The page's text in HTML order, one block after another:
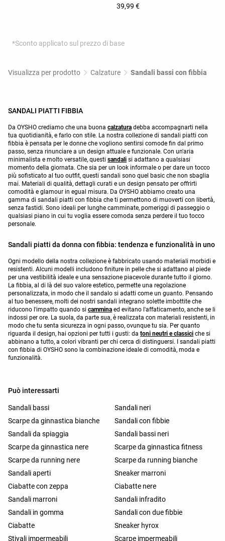
39,99 €
*Sconto applicato sul prezzo di base
Visualizza per prodotto Calzature Sandali bassi con fibbia
SANDALI PIATTI FIBBIA
Da OYSHO crediamo che una buona calzatura debba accompagnarti nella
tua quotidianità, e farlo con stile. La nostra collezione di sandali piatti con
fibbia è pensata per le donne che vogliono sentirsi comode fin dal primo
passo, senza rinunciare a un design attuale e funzionale. Con un'aria
minimalista e molto versatile, questi sandali si adattano a qualsiasi
momento della giornata. Che sia per un look informale o per dare un tocco
più sofisticato al tuo outfit, questi sandali sono quel basic che non sbaglia
mai. Materiali di qualità, dettagli curati e un design pensato per offrirti
comodità e glamour in egual misura. Da OYSHO abbiamo creato una
gamma di sandali piatti con fibbia che ti permettono di muoverti con libertà,
senza fastidi. Sono ideali per lunghe camminate, pomeriggi di passeggio o
qualsiasi piano in cui tu voglia essere comoda senza perdere il tuo tocco
personale.
Sandali piatti da donna con fibbia: tendenza e funzionalità in uno
Ogni modello della nostra collezione è fabbricato usando materiali morbidi e
resistenti. Alcuni modelli includono finiture in pelle che si adattano al piede
per una vestibilità ideale e una sensazione piacevole durante tutto il giorno.
La fibbia, al di là del suo valore estetico, permette una regolazione
personalizzata, in modo che il sandalo si adatti come un guanto. Pensando
al tuo benessere, molti dei nostri sandali integrano solette imbottite che
riducono l'impatto quando si cammina ed evitano l'affaticamento, anche se li
indossi per ore. La suola, da parte sua, è realizzata con materiali resistenti, in
modo che tu senta sicurezza in ogni passo, ovunque tu sia. Per quanto
riguarda il design, hai opzioni per tutti i gusti: da toni neutri e classici che si
abbinano a tutto, a colori vibranti per chi cerca di distinguersi. I sandali piatti
con fibbia di OYSHO sono la combinazione ideale di comodità, moda e
funzionalità.
Può interessarti
Sandali bassi
Sandali neri
Scarpe da ginnastica bianche
Sandali con fibbie
Sandali da spiaggia
Sandali bassi neri
Scarpe da ginnastica nere
Scarpe da ginnastica fitness
Scarpe da running nere
Scarpe da running bianche
Sandali aperti
Sneaker marroni
Ciabatte con zeppa
Ciabatte nere
Sandali marroni
Sandali infradito
Sandali in gomma
Sandali con due fibbie
Ciabatte
Sneaker hyrox
Stivali impermeabili
Scarpe impermeabili